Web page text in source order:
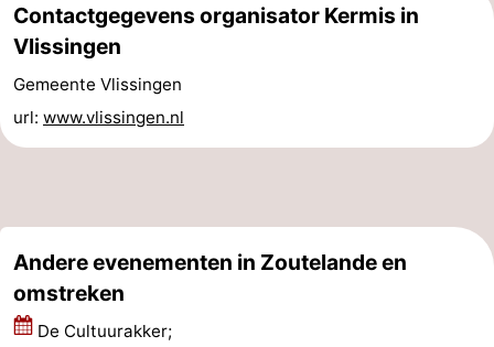
Nieuws
Medische
Duiveland
-
Renesse
-
Contactgegevens organisator Kermis in
Vlissingen
Gemeente Vlissingen
url: www.vlissingen.nl
Andere evenementen in Zoutelande en
omstreken
De Cultuurakker;